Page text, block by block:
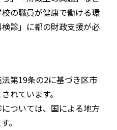
の職員が健康で働ける環
診」に都の財政支援が必
第19条の2に基づき区市
れています。
ついては、国による地方
。